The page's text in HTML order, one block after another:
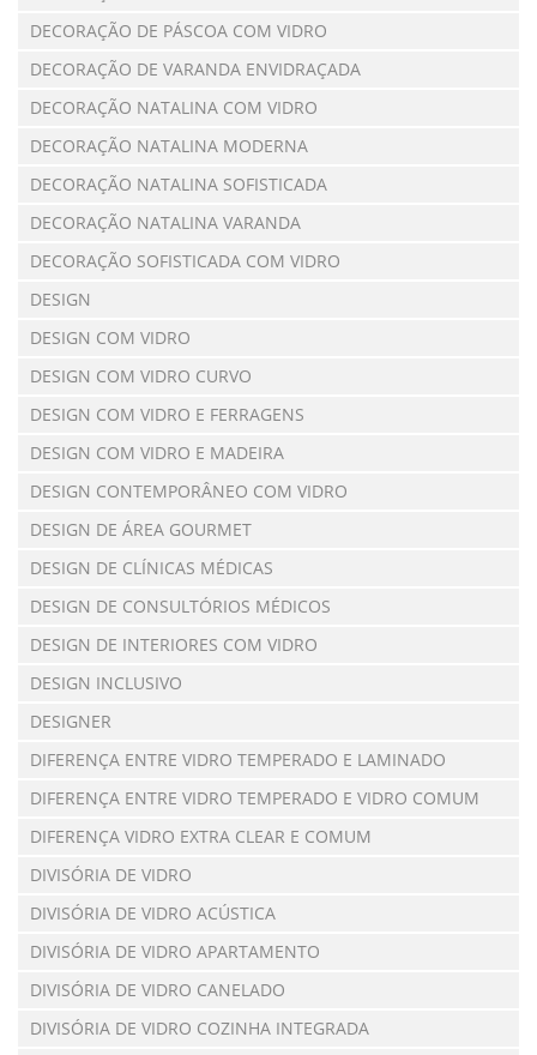
DECORAÇÃO DE PÁSCOA COM VIDRO
DECORAÇÃO DE VARANDA ENVIDRAÇADA
DECORAÇÃO NATALINA COM VIDRO
DECORAÇÃO NATALINA MODERNA
DECORAÇÃO NATALINA SOFISTICADA
DECORAÇÃO NATALINA VARANDA
DECORAÇÃO SOFISTICADA COM VIDRO
DESIGN
DESIGN COM VIDRO
DESIGN COM VIDRO CURVO
DESIGN COM VIDRO E FERRAGENS
DESIGN COM VIDRO E MADEIRA
DESIGN CONTEMPORÂNEO COM VIDRO
DESIGN DE ÁREA GOURMET
DESIGN DE CLÍNICAS MÉDICAS
DESIGN DE CONSULTÓRIOS MÉDICOS
DESIGN DE INTERIORES COM VIDRO
DESIGN INCLUSIVO
DESIGNER
DIFERENÇA ENTRE VIDRO TEMPERADO E LAMINADO
DIFERENÇA ENTRE VIDRO TEMPERADO E VIDRO COMUM
DIFERENÇA VIDRO EXTRA CLEAR E COMUM
DIVISÓRIA DE VIDRO
DIVISÓRIA DE VIDRO ACÚSTICA
DIVISÓRIA DE VIDRO APARTAMENTO
DIVISÓRIA DE VIDRO CANELADO
DIVISÓRIA DE VIDRO COZINHA INTEGRADA